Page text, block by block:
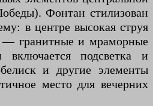
Фонтан стилизован
в центре высокая струя
гранитные и мраморные
включается подсветка и
и другие элементы
место для вечерних